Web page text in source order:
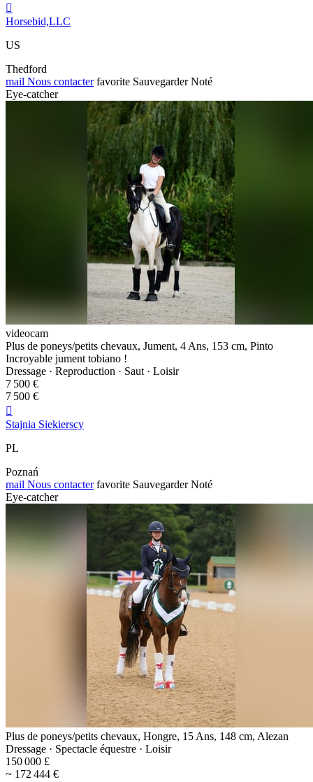

Horsebid,LLC
US
Thedford
mail Nous contacter favorite Sauvegarder Noté
Eye-catcher
videocam
Plus de poneys/petits chevaux, Jument, 4 Ans, 153 cm, Pinto
Incroyable jument tobiano !
Dressage · Reproduction · Saut · Loisir
7 500 €
7 500 €

Stajnia Siekierscy
PL
Poznań
mail Nous contacter favorite Sauvegarder Noté
Eye-catcher
Plus de poneys/petits chevaux, Hongre, 15 Ans, 148 cm, Alezan
Dressage · Spectacle équestre · Loisir
150 000 £
~ 172 444 €